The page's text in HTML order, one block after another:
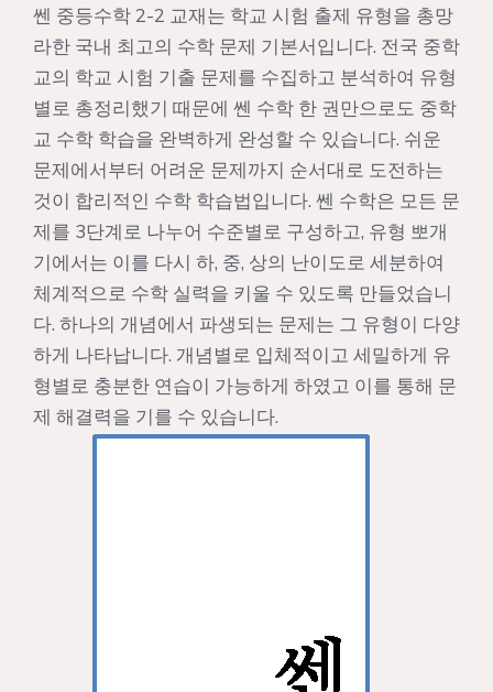
쎈 중등수학 2-2 교재는 학교 시험 출제 유형을 총망
라한 국내 최고의 수학 문제 기본서입니다. 전국 중학
교의 학교 시험 기출 문제를 수집하고 분석하여 유형
별로 총정리했기 때문에 쎈 수학 한 권만으로도 중학
교 수학 학습을 완벽하게 완성할 수 있습니다. 쉬운
문제에서부터 어려운 문제까지 순서대로 도전하는
것이 합리적인 수학 학습법입니다. 쎈 수학은 모든 문
제를 3단계로 나누어 수준별로 구성하고, 유형 뽀개
기에서는 이를 다시 하, 중, 상의 난이도로 세분하여
체계적으로 수학 실력을 키울 수 있도록 만들었습니
다. 하나의 개념에서 파생되는 문제는 그 유형이 다양
하게 나타납니다. 개념별로 입체적이고 세밀하게 유
형별로 충분한 연습이 가능하게 하였고 이를 통해 문
제 해결력을 기를 수 있습니다.